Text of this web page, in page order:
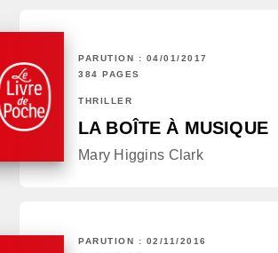
PARUTION : 04/01/2017
384 PAGES
THRILLER
LA BOÎTE À MUSIQUE
Mary Higgins Clark
PARUTION : 02/11/2016